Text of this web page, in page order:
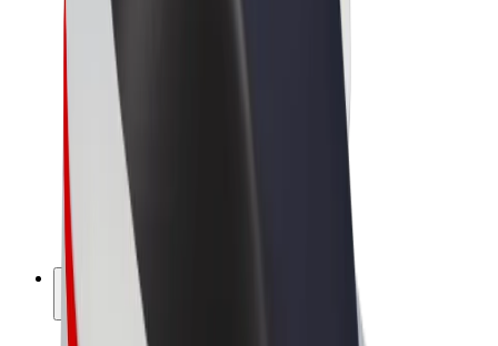
Monopattini
Bolt Market
Bolt Food
Bolt Drive
Bolt per le aziende
Bicicletta elettrica
Bolt Plus
Collabora con Bolt